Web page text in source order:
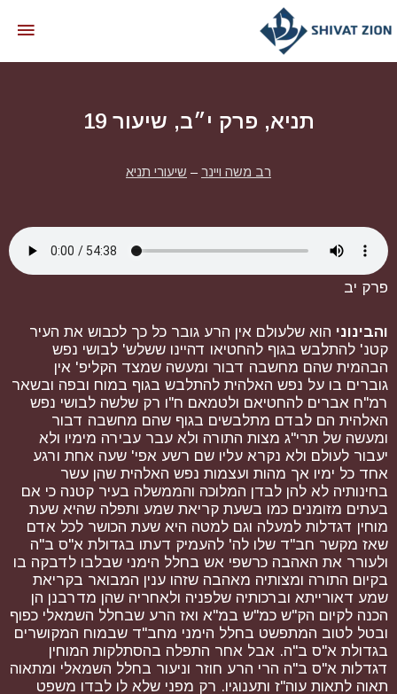
תניא, פרק י״ב, שיעור 19
רב משה ויינר – שיעורי תניא
פרק יב
והבינוני הוא שלעולם אין הרע גובר כל כך לכבוש את העיר
קטנ' להתלבש בגוף להחטיאו דהיינו ששלש' לבושי נפש
הבהמית שהם מחשבה דבור ומעשה שמצד הקליפ' אין
גוברים בו על נפש האלהית להתלבש בגוף במוח ובפה ובשאר
רמ"ח אברים להחטיאם ולטמאם ח"ו רק שלשה לבושי נפש
האלהית הם לבדם מתלבשים בגוף שהם מחשבה דבור
ומעשה של תרי"ג מצות התורה ולא עבר עבירה מימיו ולא
יעבור לעולם ולא נקרא עליו שם רשע אפי' שעה אחת ורגע
אחד כל ימיו אך מהות ועצמות נפש האלהית שהן עשר
בחינותיה לא להן לבדן המלוכה והממשלה בעיר קטנה כי אם
בעתים מזומנים כמו בשעת קריאת שמע ותפלה שהיא שעת
מוחין דגדלות למעלה וגם למטה היא שעת הכושר לכל אדם
שאז מקשר חב"ד שלו לה' להעמיק דעתו בגדולת א"ס ב"ה
ולעורר את האהבה כרשפי אש בחלל הימני שבלבו לדבקה בו
בקיום התורה ומצותיה מאהבה שזהו ענין המבואר בקריאת
שמע דאורייתא וברכותיה שלפניה ולאחריה שהן מדרבנן הן
הכנה לקיום הק"ש כמ"ש במ"א ואז הרע שבחלל השמאלי כפוף
ובטל לטוב המתפשט בחלל הימני מחב"ד שבמוח המקושרים
בגדולת א"ס ב"ה. אבל אחר התפלה בהסתלקות המוחין
דגדלות א"ס ב"ה הרי הרע חוזר וניעור בחלל השמאלי ומתאוה
תאוה לתאות עוה"ז ותענוגיו. רק מפני שלא לו לבדו משפט